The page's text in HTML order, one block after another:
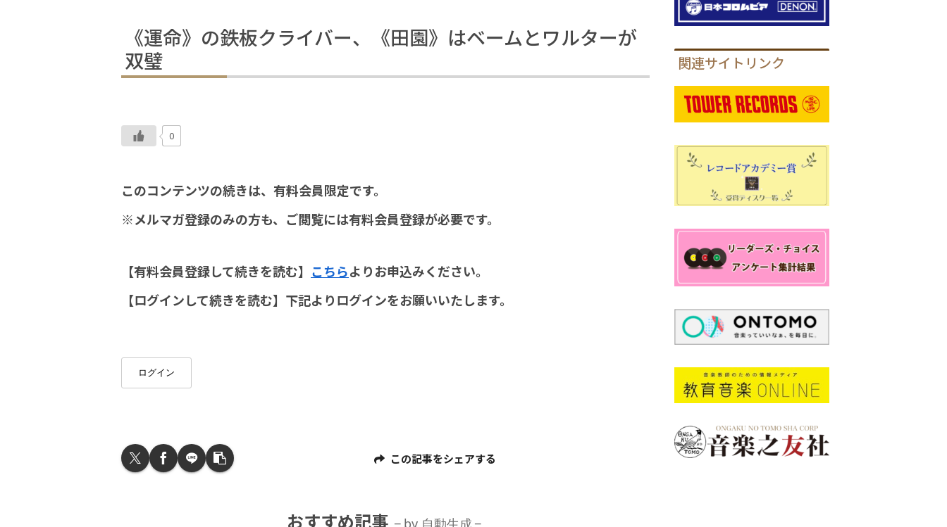
《運命》の鉄板クライバー、《田園》はベームとワルターが
双璧
0
このコンテンツの続きは、有料会員限定です。
※メルマガ登録のみの方も、ご閲覧には有料会員登録が必要です。
【有料会員登録して続きを読む】 こちらよりお申込みください。
【ログインして続きを読む】下記よりログインをお願いいたします。
ログイン
この記事をシェアする
おすすめ記事 by 自動生成
関連サイトリンク